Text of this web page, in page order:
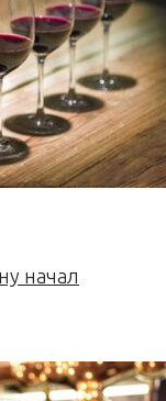
начал